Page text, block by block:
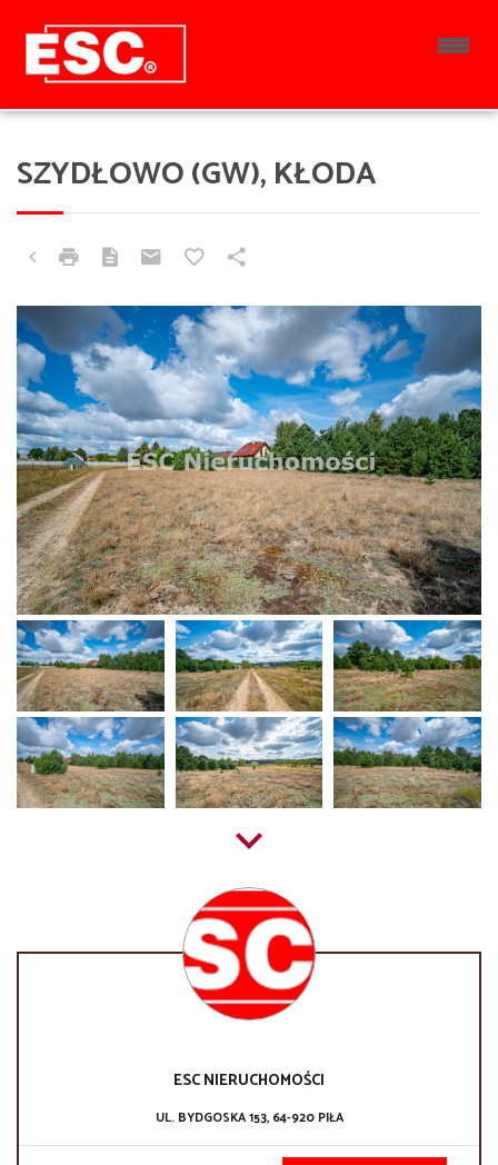
SZYDŁOWO (GW), KŁODA
ESC NIERUCHOMOŚCI
UL. BYDGOSKA 153, 64-920 PIŁA